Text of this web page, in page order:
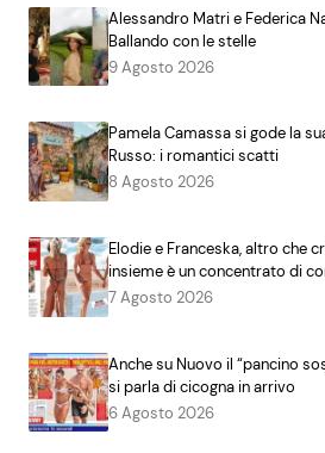
Alessandro Matri e Federica
Ballando con le stelle
9 Agosto 2026
Pamela Camassa si gode la
Russo: i romantici scatti
8 Agosto 2026
Elodie e Franceska, altro che
insieme è un concentrato di
7 Agosto 2026
Anche su Nuovo il “pancino
si parla di cicogna in arrivo
6 Agosto 2026